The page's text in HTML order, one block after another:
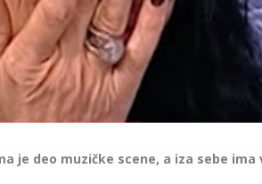
je deo muzičke scene, a iza sebe